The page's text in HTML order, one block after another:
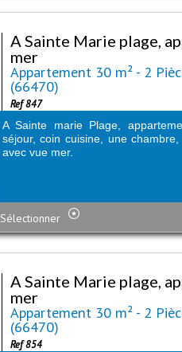
A Sainte Marie plage,
mer
Appartement 30 m² - 2
(66470)
Ref 847
A Sainte marie Plage,
séjour, coin cuisine, une
avec vue mer.
Sélectionner
A Sainte Marie plage,
mer
Appartement 30 m² - 2
(66470)
Ref 854